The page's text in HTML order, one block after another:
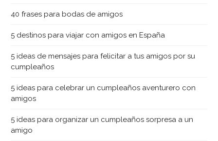
40 frases para bodas de amigos
5 destinos para viajar con amigos en España
5 ideas de mensajes para felicitar a tus amigos por su
cumpleaños
5 ideas para celebrar un cumpleaños aventurero con
amigos
5 ideas para organizar un cumpleaños sorpresa a un
amigo